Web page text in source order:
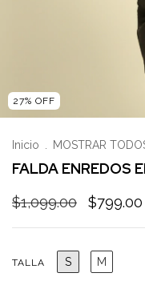
27% OFF
Inicio MOSTRAR
FALDA ENREDOS
$1,099.00 $799.00
TALLA S M